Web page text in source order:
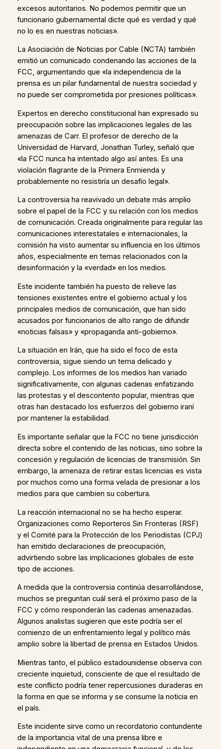
excesos autoritarios. No podemos permitir que un
funcionario gubernamental dicte qué es verdad y qué
no lo es en nuestras noticias».
La Asociación de Noticias por Cable (NCTA) también
emitió un comunicado condenando las acciones de la
FCC, argumentando que «la independencia de la
prensa es un pilar fundamental de nuestra sociedad y
no puede ser comprometida por presiones políticas».
Expertos en derecho constitucional han expresado su
preocupación sobre las implicaciones legales de las
amenazas de Carr. El profesor de derecho de la
Universidad de Harvard, Jonathan Turley, señaló que
«la FCC nunca ha intentado algo así antes. Es una
violación flagrante de la Primera Enmienda y
probablemente no resistiría un desafío legal».
La controversia ha reavivado un debate más amplio
sobre el papel de la FCC y su relación con los medios
de comunicación. Creada originalmente para regular las
comunicaciones interestatales e internacionales, la
comisión ha visto aumentar su influencia en los últimos
años, especialmente en temas relacionados con la
desinformación y la «verdad» en los medios.
Este incidente también ha puesto de relieve las
tensiones existentes entre el gobierno actual y los
principales medios de comunicación, que han sido
acusados por funcionarios de alto rango de difundir
«noticias falsas» y «propaganda anti-gobierno».
La situación en Irán, que ha sido el foco de esta
controversia, sigue siendo un tema delicado y
complejo. Los informes de los medios han variado
significativamente, con algunas cadenas enfatizando
las protestas y el descontento popular, mientras que
otras han destacado los esfuerzos del gobierno iraní
por mantener la estabilidad.
Es importante señalar que la FCC no tiene jurisdicción
directa sobre el contenido de las noticias, sino sobre la
concesión y regulación de licencias de transmisión. Sin
embargo, la amenaza de retirar estas licencias es vista
por muchos como una forma velada de presionar a los
medios para que cambien su cobertura.
La reacción internacional no se ha hecho esperar.
Organizaciones como Reporteros Sin Fronteras (RSF)
y el Comité para la Protección de los Periodistas (CPJ)
han emitido declaraciones de preocupación,
advirtiendo sobre las implicaciones globales de este
tipo de acciones.
A medida que la controversia continúa desarrollándose,
muchos se preguntan cuál será el próximo paso de la
FCC y cómo responderán las cadenas amenazadas.
Algunos analistas sugieren que este podría ser el
comienzo de un enfrentamiento legal y político más
amplio sobre la libertad de prensa en Estados Unidos.
Mientras tanto, el público estadounidense observa con
creciente inquietud, consciente de que el resultado de
este conflicto podría tener repercusiones duraderas en
la forma en que se informa y se consume la noticia en
el país.
Este incidente sirve como un recordatorio contundente
de la importancia vital de una prensa libre e